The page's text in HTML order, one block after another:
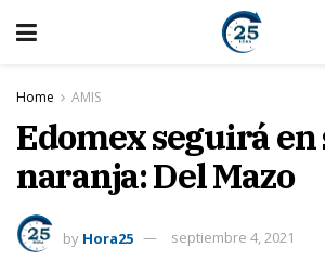
Home AMIS
Edomex seguirá
naranja: Del Mazo
by Hora25 septiembre 4, 2021